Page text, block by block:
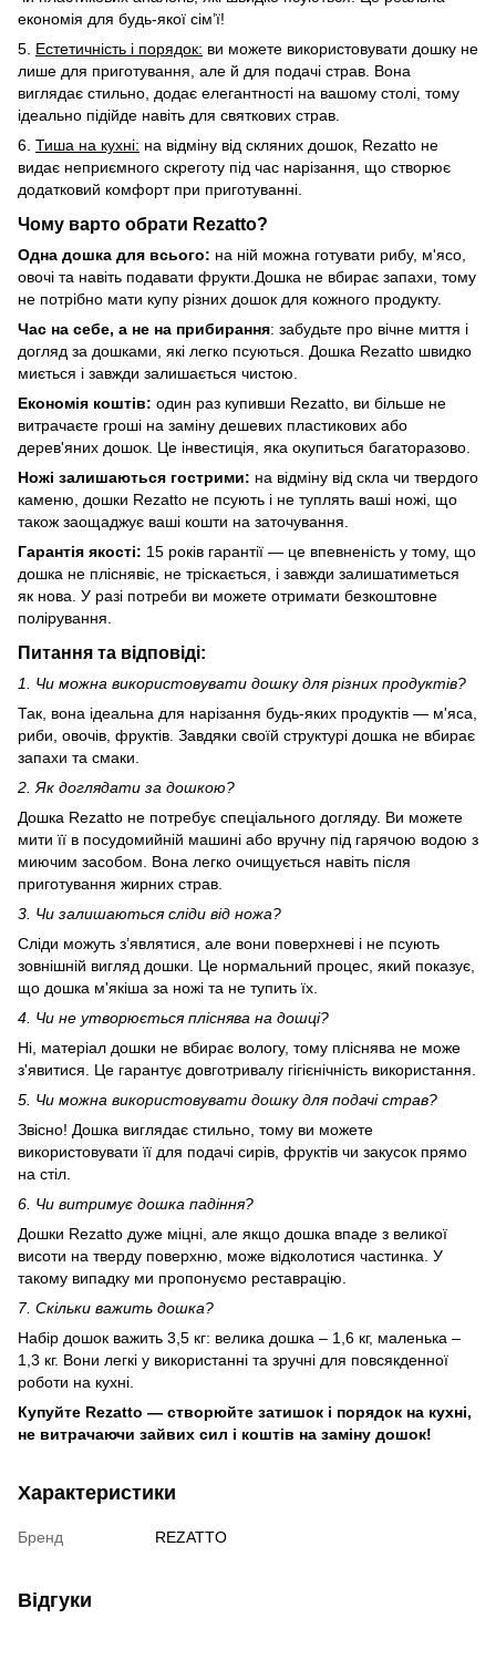
економія для будь-якої сім’ї!
5. Естетичність і порядок: ви можете використовувати дошку не
лише для приготування, але й для подачі страв. Вона
виглядає стильно, додає елегантності на вашому столі, тому
ідеально підійде навіть для святкових страв.
6. Тиша на кухні: на відміну від скляних дошок, Rezatto не
видає неприємного скреготу під час нарізання, що створює
додатковий комфорт при приготуванні.
Чому варто обрати Rezatto?
Одна дошка для всього: на ній можна готувати рибу, м'ясо,
овочі та навіть подавати фрукти.Дошка не вбирає запахи, тому
не потрібно мати купу різних дошок для кожного продукту.
Час на себе, а не на прибирання: забудьте про вічне миття і
догляд за дошками, які легко псуються. Дошка Rezatto швидко
миється і завжди залишається чистою.
Економія коштів: один раз купивши Rezatto, ви більше не
витрачаєте гроші на заміну дешевих пластикових або
дерев'яних дошок. Це інвестиція, яка окупиться багаторазово.
Ножі залишаються гострими: на відміну від скла чи твердого
каменю, дошки Rezatto не псують і не туплять ваші ножі, що
також заощаджує ваші кошти на заточування.
Гарантія якості: 15 років гарантії — це впевненість у тому, що
дошка не пліснявіє, не тріскається, і завжди залишатиметься
як нова. У разі потреби ви можете отримати безкоштовне
полірування.
Питання та відповіді:
1. Чи можна використовувати дошку для різних продуктів?
Так, вона ідеальна для нарізання будь-яких продуктів — м'яса,
риби, овочів, фруктів. Завдяки своїй структурі дошка не вбирає
запахи та смаки.
2. Як доглядати за дошкою?
Дошка Rezatto не потребує спеціального догляду. Ви можете
мити її в посудомийній машині або вручну під гарячою водою з
миючим засобом. Вона легко очищується навіть після
приготування жирних страв.
3. Чи залишаються сліди від ножа?
Сліди можуть з’являтися, але вони поверхневі і не псують
зовнішній вигляд дошки. Це нормальний процес, який показує,
що дошка м'якіша за ножі та не тупить їх.
4. Чи не утворюється пліснява на дошці?
Ні, матеріал дошки не вбирає вологу, тому пліснява не може
з'явитися. Це гарантує довготривалу гігієнічність використання.
5. Чи можна використовувати дошку для подачі страв?
Звісно! Дошка виглядає стильно, тому ви можете
використовувати її для подачі сирів, фруктів чи закусок прямо
на стіл.
6. Чи витримує дошка падіння?
Дошки Rezatto дуже міцні, але якщо дошка впаде з великої
висоти на тверду поверхню, може відколотися частинка. У
такому випадку ми пропонуємо реставрацію.
7. Скільки важить дошка?
Набір дошок важить 3,5 кг: велика дошка – 1,6 кг, маленька –
1,3 кг. Вони легкі у використанні та зручні для повсякденної
роботи на кухні.
Купуйте Rezatto — створюйте затишок і порядок на кухні,
не витрачаючи зайвих сил і коштів на заміну дошок!
Характеристики
Бренд REZATTO
Відгуки